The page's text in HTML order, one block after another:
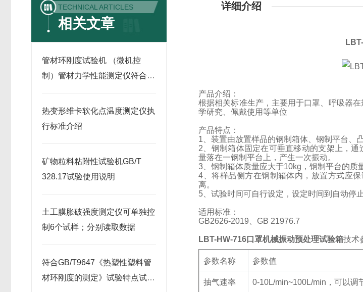
TECHNICAL ARTICLES
相关文章
管材环刚度试验机 （微机控
制）管材力学性能测定仪符合
热变形维卡软化点温度测定仪执
行标准介绍
矿物粒料粘附性试验机GB/T
328.17试验使用说明
土工膜胀破强度测定仪可单独控
制6个试样；分别读取数据
符合GB/T9647《热塑性塑料管
材环刚度的测定》试验特点试验
详细介绍
产品介绍：
根据相关标准生产，主要用于口罩、呼吸器
学研究、佩戴使用等单位
产品特点：
1 、装置由放置样品的钢制箱体、钢制平台、
2 、钢制箱体固定在可垂直移动的支架上，
量落在一钢制平台上，产生一次振动。
3 、钢制箱体质量应大于10kg ，钢制平台的质
4 、将样品侧方在钢制箱体内，放置方式应
离。
5 、试验时间可自行设定，设定时间到自动停
适用标准：
GB2626-2019 、GB 21976.7
LBT-HW-716口罩机械振动预处理试验箱技术
参数名称 参数值
抽气速率 0-10L/min~100L/min ，可以调